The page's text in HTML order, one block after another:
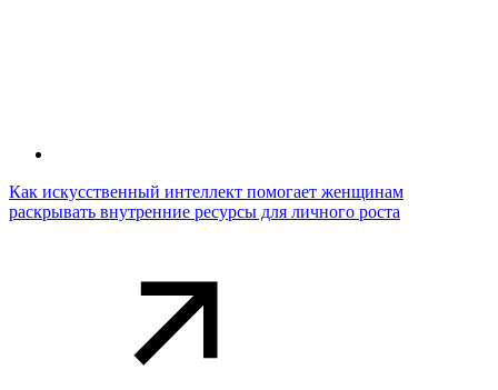
Как искусственный интеллект помогает женщинам
раскрывать внутренние ресурсы для личного роста